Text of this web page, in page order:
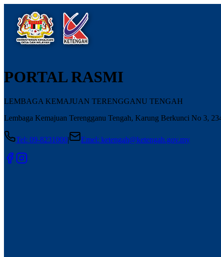
PORTAL RASMI
LEMBAGA KEMAJUAN TERENGGANU TENGAH
Lembaga Kemajuan Terengganu Tengah, Karung Berkunci No 3,
Tel: 09-8231000| Emel: ketengah@ketengah.gov.my